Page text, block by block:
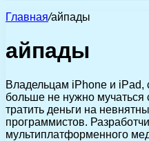
Главная/айпады
айпады
Владельцам iPhone и
больше не нужно мучаться
тратить деньги на
программистов.
мультиплатформенного